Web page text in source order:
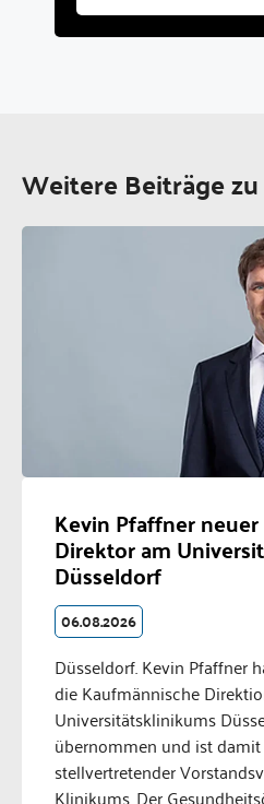
Weitere Beiträge
Kevin Pfaffner
Direktor am
Düsseldorf
06.08.2026
Düsseldorf. Kevin Pfaffner
die Kaufmännische
Universitätsklinikums
übernommen und ist
stellvertretender
Klinikums. Der